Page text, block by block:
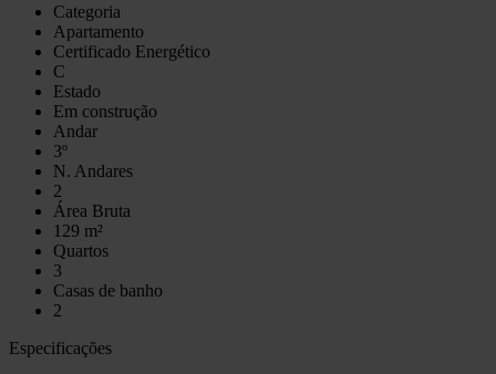
Categoria
Apartamento
Certificado Energético
C
Estado
Em construção
Andar
3º
N. Andares
2
Área Bruta
129 m²
Quartos
3
Casas de banho
2
Especificações